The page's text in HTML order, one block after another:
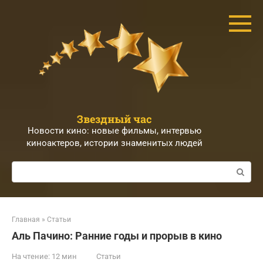
Звездный час
Новости кино: новые фильмы, интервью
киноактеров, истории знаменитых людей
Поиск:
Главная » Статьи
Аль Пачино: Ранние годы и прорыв в кино
На чтение: 12 мин Статьи